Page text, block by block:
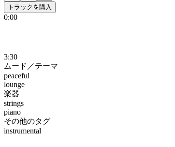
トラックを購入
0:00
3:30
ムード／テーマ
peaceful
lounge
楽器
strings
piano
その他のタグ
instrumental